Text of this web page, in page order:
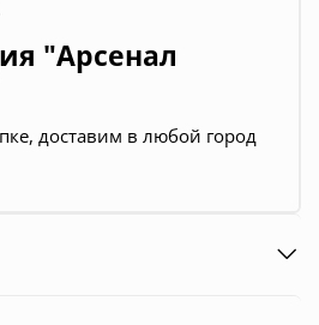
"Арсенал
доставим в любой город